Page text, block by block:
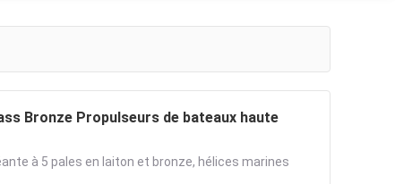
Bronze Propulseurs de bateaux haute
à 5 pales en laiton et bronze, hélices marines